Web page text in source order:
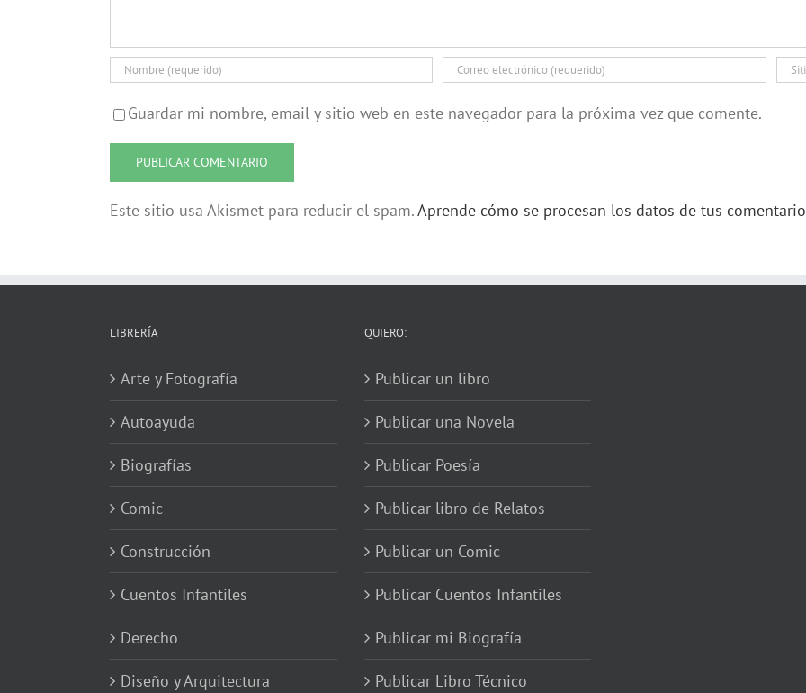
Guardar mi nombre, email y sitio web en este navegador para la próxima vez que comente.
Este sitio usa Akismet para reducir el spam.Aprende cómo se procesan los datos de tus
LIBRERÍA
Arte y Fotografía
Autoayuda
Biografías
Comic
Construcción
Cuentos Infantiles
Derecho
Diseño y Arquitectura
QUIERO:
Publicar un libro
Publicar una Novela
Publicar Poesía
Publicar libro de Relatos
Publicar un Comic
Publicar Cuentos Infantiles
Publicar mi Biografía
Publicar Libro Técnico